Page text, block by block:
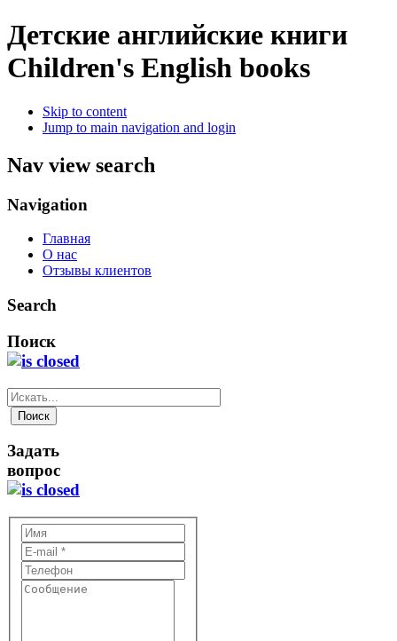
Детские английские книги
Children's English books
Skip to content
Jump to main navigation and login
Nav view search
Navigation
Главная
О нас
Отзывы клиентов
Search
Поиск
Задать
вопрос